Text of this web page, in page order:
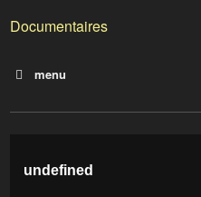
Documentaires
menu
Vers un crash alimentaire